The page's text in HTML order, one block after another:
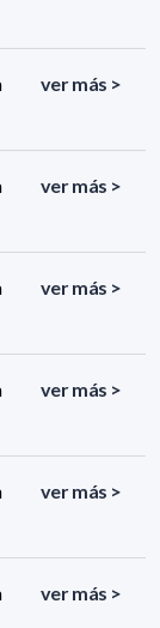
ver más >
ver más >
ver más >
ver más >
ver más >
ver más >